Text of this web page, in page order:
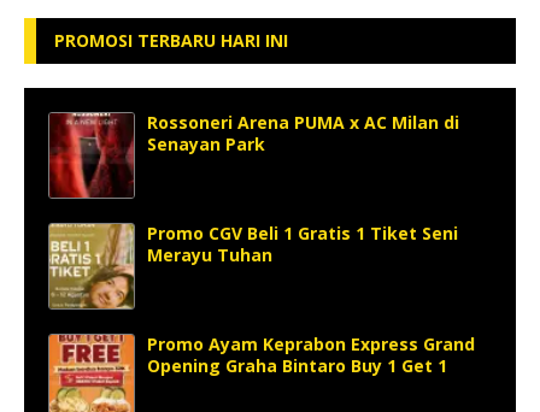
PROMOSI TERBARU HARI INI
Rossoneri Arena PUMA x AC Milan di
Senayan Park
Promo CGV Beli 1 Gratis 1 Tiket Seni
Merayu Tuhan
Promo Ayam Keprabon Express Grand
Opening Graha Bintaro Buy 1 Get 1